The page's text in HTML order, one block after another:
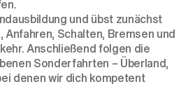
und übst zunächst
Schalten, Bremsen und
Anschließend folgen die
Sonderfahrten – Überland,
denen wir dich kompetent